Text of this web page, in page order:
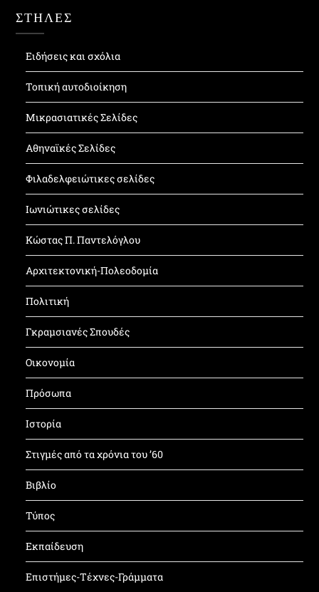
ΣΤΗΛΕΣ
Ειδήσεις και σχόλια
Τοπική αυτοδιοίκηση
Μικρασιατικές Σελίδες
Αθηναϊκές Σελίδες
Φιλαδελφειώτικες σελίδες
Ιωνιώτικες σελίδες
Κώστας Π. Παντελόγλου
Αρχιτεκτονική-Πολεοδομία
Πολιτική
Γκραμσιανές Σπουδές
Οικονομία
Πρόσωπα
Ιστορία
Στιγμές από τα χρόνια του ’60
Βιβλίο
Τύπος
Εκπαίδευση
Επιστήμες-Τέχνες-Γράμματα